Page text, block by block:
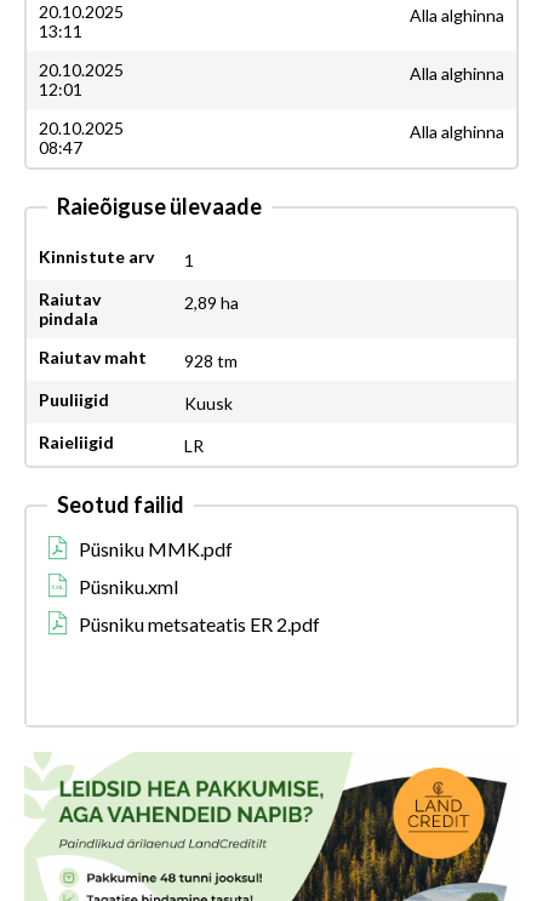
20.10.2025
13:11
Alla alghinna
20.10.2025
12:01
Alla alghinna
20.10.2025
08:47
Alla alghinna
Raieõiguse ülevaade
Kinnistute arv
1
Raiutav
pindala
2,89 ha
Raiutav maht
928 tm
Puuliigid
Kuusk
Raieliigid
LR
Seotud failid
Püsniku MMK.pdf
Püsniku.xml
Püsniku metsateatis ER 2.pdf